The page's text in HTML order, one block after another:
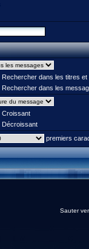
Rechercher dans les titres et
Rechercher dans les
Croissant
Décroissant
premiers
Sauter